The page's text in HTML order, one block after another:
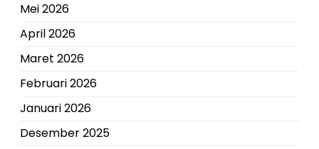
Mei 2026
April 2026
Maret 2026
Februari 2026
Januari 2026
Desember 2025